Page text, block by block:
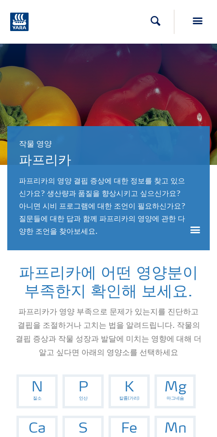
검색
작물 영양
파프리카
파프리카의 영양 결핍 증상에 대한 정보를 찾고 있으
신가요? 생산량과 품질을 향상시키고 싶으신가요?
아니면 시비 프로그램에 대한 조언이 필요하신가요?
질문들에 대한 답과 함께 파프리카의 영양에 관한 다
양한 조언을 찾아보세요.
파프리카에 어떤 영양분이
부족한지 확인해 보세요.
파프리카가 영양 부족으로 문제가 있는지를 진단하고
결핍을 조절하거나 고치는 법을 알려드립니다. 작물의
결핍 증상과 작물 성장과 발달에 미치는 영향에 대해 더
알고 싶다면 아래의 영양소를 선택하세요
N
질소
P
인산
K
칼륨(가리)
Mg
마그네슘
Ca S Fe Mn